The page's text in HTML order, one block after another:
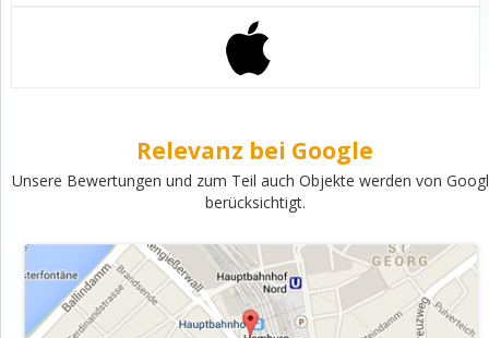
Relevanz bei Google
Unsere Bewertungen und zum Teil auch Objekte werden von
berücksichtigt.